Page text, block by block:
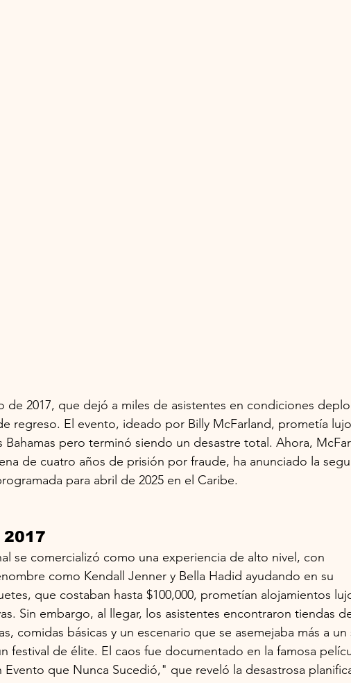
de 2017, que dejó a miles de asistentes en condiciones
regreso. El evento, ideado por Billy McFarland, prometía
Bahamas pero terminó siendo un desastre total. Ahora,
de cuatro años de prisión por fraude, ha anunciado la
para abril de 2025 en el Caribe.
2017
se comercializó como una experiencia de alto nivel, con
como Kendall Jenner y Bella Hadid ayudando en su
que costaban hasta $100,000, prometían alojamientos
Sin embargo, al llegar, los asistentes encontraron tiendas
comidas básicas y un escenario que se asemejaba más a
festival de élite. El caos fue documentado en la famosa
Evento que Nunca Sucedió," que reveló la desastrosa